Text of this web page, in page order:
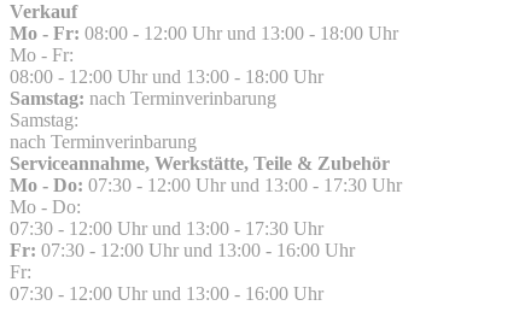
Verkauf
Mo - Fr: 08:00 - 12:00 Uhr und 13:00 - 18:00 Uhr
Mo - Fr:
08:00 - 12:00 Uhr und 13:00 - 18:00 Uhr
Samstag: nach Terminverinbarung
Samstag:
nach Terminverinbarung
Serviceannahme, Werkstätte, Teile & Zubehör
Mo - Do: 07:30 - 12:00 Uhr und 13:00 - 17:30 Uhr
Mo - Do:
07:30 - 12:00 Uhr und 13:00 - 17:30 Uhr
Fr: 07:30 - 12:00 Uhr und 13:00 - 16:00 Uhr
Fr:
07:30 - 12:00 Uhr und 13:00 - 16:00 Uhr